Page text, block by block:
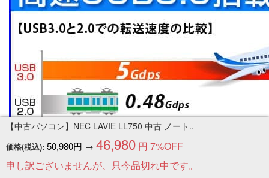
【中古パソコン】NEC LAVIE LL750 中古 ノート..
価格(税込): 50,980円 → 46,980 円 7%OFF
申し訳ございませんが、只今品切れ中です。